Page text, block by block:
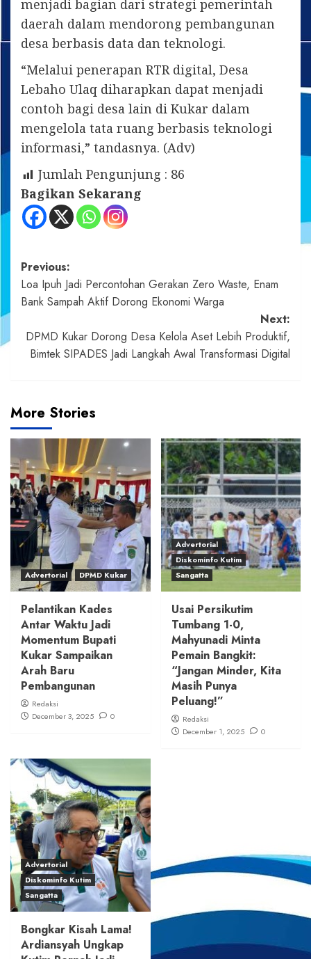
menjadi bagian dari strategi pemerintah
daerah dalam mendorong pembangunan
desa berbasis data dan teknologi.
“Melalui penerapan RTR digital, Desa
Lebaho Ulaq diharapkan dapat menjadi
contoh bagi desa lain di Kukar dalam
mengelola tata ruang berbasis teknologi
informasi,” tandasnya. (Adv)
Jumlah Pengunjung : 86
Bagikan Sekarang
Post
navigation
Previous:
Loa Ipuh Jadi Percontohan Gerakan Zero Waste, Enam
Bank Sampah Aktif Dorong Ekonomi Warga
Next:
DPMD Kukar Dorong Desa Kelola Aset Lebih Produktif,
Bimtek SIPADES Jadi Langkah Awal Transformasi Digital
More Stories
Advertorial DPMD Kukar
Pelantikan Kades
Antar Waktu Jadi
Momentum Bupati
Kukar Sampaikan
Arah Baru
Pembangunan
Redaksi
December 3, 2025
0
Advertorial
Diskominfo Kutim
Sangatta
Usai Persikutim
Tumbang 1-0,
Mahyunadi Minta
Pemain Bangkit:
“Jangan Minder, Kita
Masih Punya
Peluang!”
Redaksi
December 1, 2025
0
Advertorial
Diskominfo Kutim
Sangatta
Bongkar Kisah Lama!
Ardiansyah Ungkap